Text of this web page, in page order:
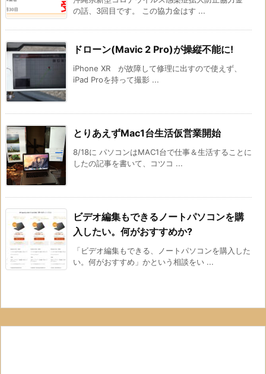
の話、3回目です。 この協力金はす ...
ドローン(Mavic 2 Pro)が操縦不能に!
iPhone XR が故障して修理に出すので使えず、
iPad Proを持って撮影 ...
とりあえずMac1台生活仮営業開始
8/18に パソコンはMAC1台で仕事＆生活することに
したの記事を書いて、コツコ ...
ビデオ編集もできるノートパソコンを購
入したい。何がおすすめか?
「ビデオ編集もできる、ノートパソコンを購入した
い。何がおすすめ」かという相談をい ...